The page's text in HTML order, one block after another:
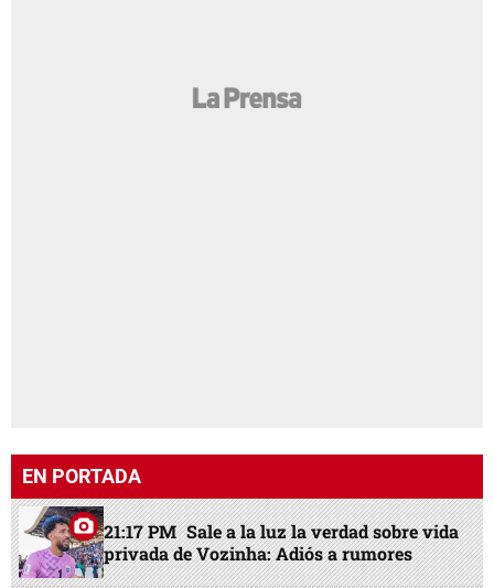
EN PORTADA
21:17 PM Sale a la luz la verdad sobre vida
privada de Vozinha: Adiós a rumores